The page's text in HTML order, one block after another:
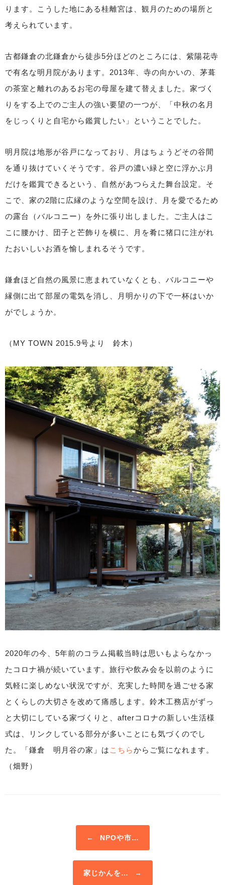
ります。こうした地にある桂離宮は、観月のための場所と
考えられています。
古都鎌倉の北鎌倉から徒歩5分ほどのところには、紫陽花寺
で有名な明月院があります。2013年、寺の向かいの、茅葺
の茶室と離れのあるお宅の母屋を建て替えました。家づく
りをする上でのご主人の強い要望の一つが、「中秋の名月
をじっくりと自宅から鑑賞したい」ということでした。
明月院は地形が谷戸になっており、月はちょうどその谷間
を通り抜けていくそうです。谷戸の濃い緑と空に浮かぶ月
だけを鑑賞できるという、自然があつらえた舞台設定。そ
こで、家の2階に広縁のような空間を設け、月を愛でるため
の露台（バルコニー）を外に張り出しました。ご主人はこ
こに腰かけ、団子と芒飾りを横に、月を肴に猪口に注がれ
たおいしいお酒を愉しまれるそうです。
鎌倉ほど自然の風景に恵まれていなくとも、バルコニーや
縁側に出て部屋の電気を消し、月明かりの下で一杯はいか
がでしょうか。
（MY TOWN 2015.9号より 鈴木）
2020年の今、5年前のコラム掲載当時は思いもよらなかっ
たコロナ禍が続いています。旅行や飲み会を以前のように
気軽に楽しめない状況ですが、充実した時間を過ごせる家
とくらしの大切さを改めて痛感します。鈴木工務店がずっ
と大切にしている家づくりと、afterコロナの新しい生活様
式は、リンクしている部分が多いことにも気づくのでし
た。「鎌倉 明月谷の家」は こちらからご覧になれます。
（畑野）
← NPOや市…
家じかんを… →